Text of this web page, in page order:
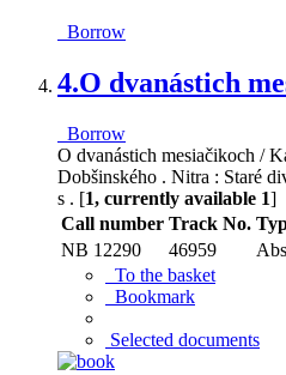
Borrow
4.O dvanástich
Borrow
O dvanástich mesiačikoch /
Dobšinského . Nitra : Staré
s . [1, currently available 1]
Call number Track No.
NB 12290
46959
To the basket
Bookmark
Selected documents